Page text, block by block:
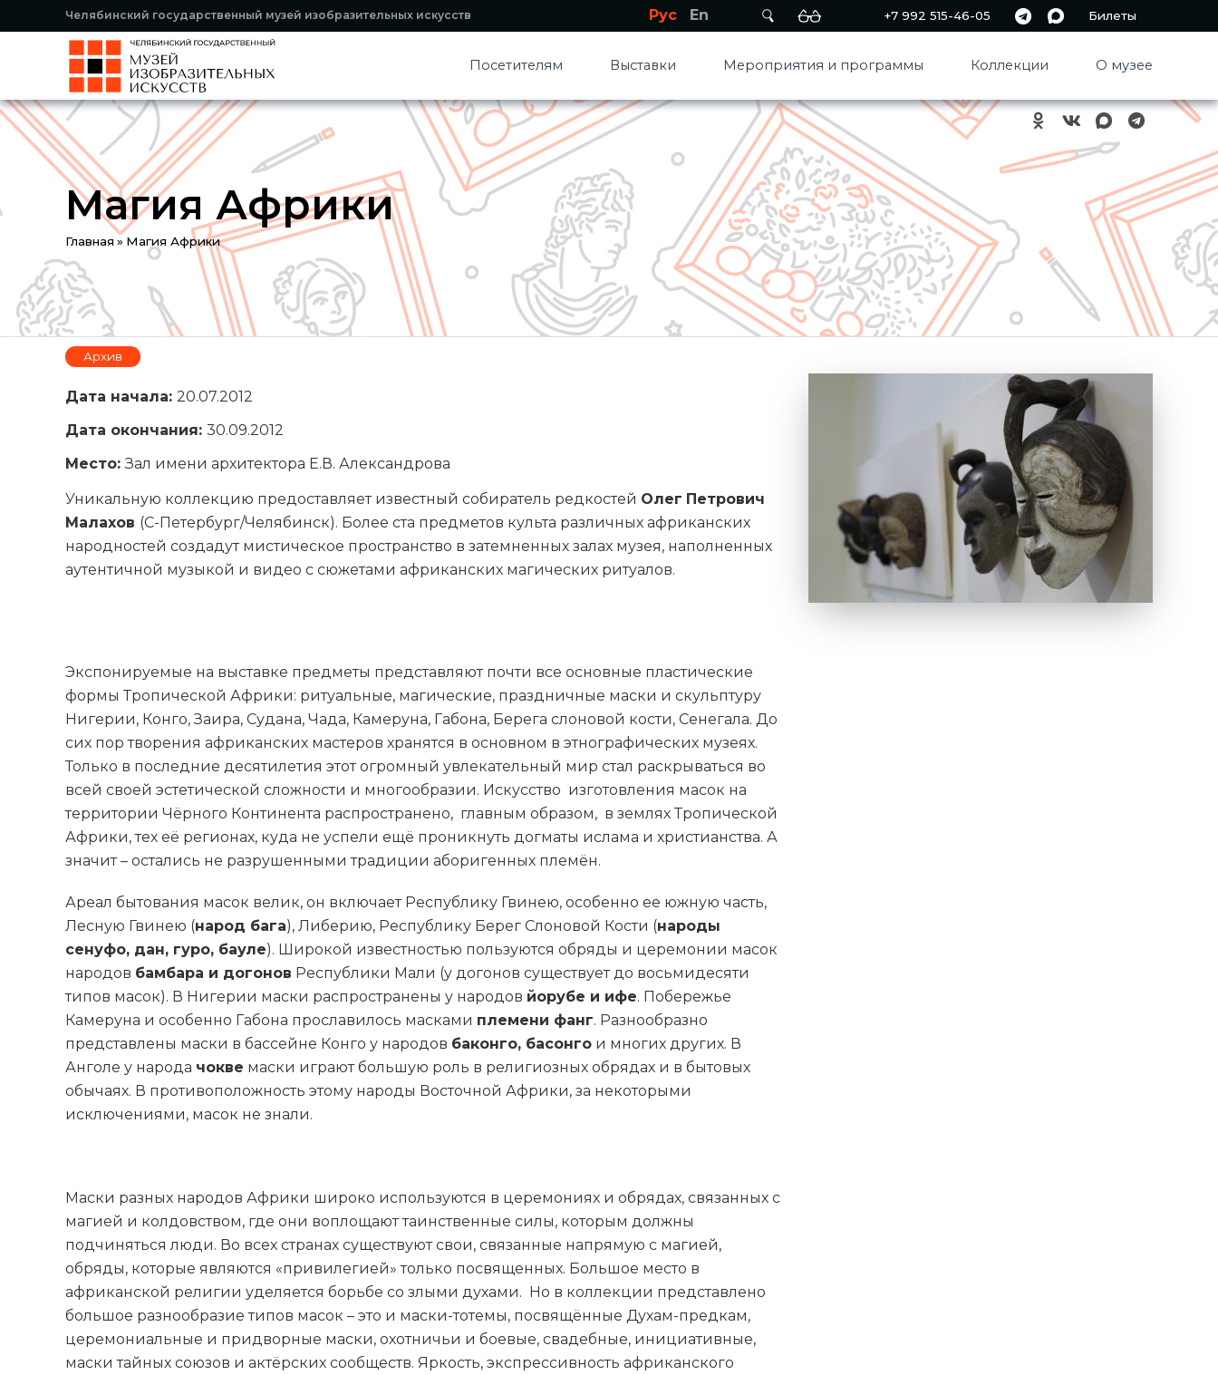
Челябинский государственный музей изобразительных искусств +7 992 515-46-05 Билеты
Рус En
Посетителям Выставки Мероприятия и программы Коллекции О музее
Магия Африки
Вы
здесь
Главная » Магия Африки
Архив
Дата начала: 20.07.2012
Дата окончания: 30.09.2012
Место:Зал имени архитектора Е.В. Александрова
Уникальную коллекцию предоставляет известный собиратель редкостей Олег Петрович
Малахов (С-Петербург/Челябинск). Более ста предметов культа различных африканских
народностей создадут мистическое пространство в затемненных залах музея, наполненных
аутентичной музыкой и видео с сюжетами африканских магических ритуалов.
Экспонируемые на выставке предметы представляют почти все основные пластические
формы Тропической Африки: ритуальные, магические, праздничные маски и скульптуру
Нигерии, Конго, Заира, Судана, Чада, Камеруна, Габона, Берега слоновой кости, Сенегала. До
сих пор творения африканских мастеров хранятся в основном в этнографических музеях.
Только в последние десятилетия этот огромный увлекательный мир стал раскрываться во
всей своей эстетической сложности и многообразии. Искусство изготовления масок на
территории Чёрного Континента распространено, главным образом, в землях Тропической
Африки, тех её регионах, куда не успели ещё проникнуть догматы ислама и христианства. А
значит – остались не разрушенными традиции аборигенных племён.
Ареал бытования масок велик, он включает Республику Гвинею, особенно ее южную часть,
Лесную Гвинею (народ бага), Либерию, Республику Берег Слоновой Кости (народы
сенуфо, дан, гуро, бауле). Широкой известностью пользуются обряды и церемонии масок
народов бамбара и догонов Республики Мали (у догонов существует до восьмидесяти
типов масок). В Нигерии маски распространены у народов йорубе и ифе. Побережье
Камеруна и особенно Габона прославилось масками племени фанг. Разнообразно
представлены маски в бассейне Конго у народов баконго, басонго и многих других. В
Анголе у народа чокве маски играют большую роль в религиозных обрядах и в бытовых
обычаях. В противоположность этому народы Восточной Африки, за некоторыми
исключениями, масок не знали.
Маски разных народов Африки широко используются в церемониях и обрядах, связанных с
магией и колдовством, где они воплощают таинственные силы, которым должны
подчиняться люди. Во всех странах существуют свои, связанные напрямую с магией,
обряды, которые являются «привилегией» только посвященных. Большое место в
африканской религии уделяется борьбе со злыми духами. Но в коллекции представлено
большое разнообразие типов масок – это и маски-тотемы, посвящённые Духам-предкам,
церемониальные и придворные маски, охотничьи и боевые, свадебные, инициативные,
маски тайных союзов и актёрских сообществ. Яркость, экспрессивность африканского